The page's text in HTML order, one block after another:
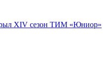
XIV сезон ТИМ «Юниор»